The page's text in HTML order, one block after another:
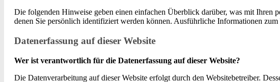
Die folgenden Hinweise geben einen einfachen Überblick darüber, was mit Ihren
denen Sie persönlich identifiziert werden können. Ausführliche Informationen
Datenerfassung auf dieser Website
Wer ist verantwortlich für die Datenerfassung auf dieser Website?
Die Datenverarbeitung auf dieser Website erfolgt durch den Websitebetreiber.